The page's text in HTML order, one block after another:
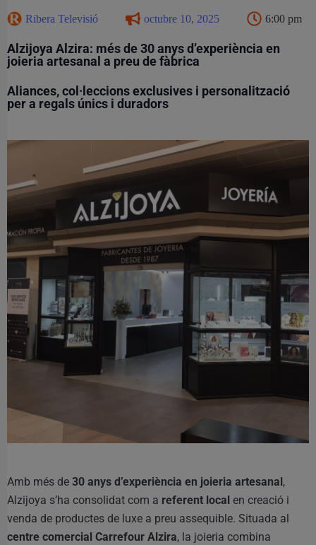
Ribera Televisió octubre 10, 2025 6:00 pm
Alzijoya Alzira: més de 30 anys d’experiència en
joieria artesanal a preu de fàbrica
Aliances, col·leccions exclusives i personalització
per a regals únics i duradors
Amb més de 30 anys d’experiència en joieria artesanal ,
Alzijoya s’ha consolidat com a referent local en creació i
venda de productes de luxe a preu assequible. Situada al
centre comercial Carrefour Alzira, la joieria combina